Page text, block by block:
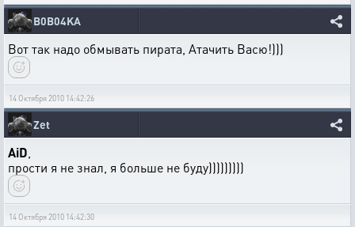
B0B04KA
Вот так надо обмывать пирата, Атачить Васю!)))
14 Октября 2010 14:42:26
Zet
AiD
прости я не знал, я больше не буду)))))))))
14 Октября 2010 14:42:30